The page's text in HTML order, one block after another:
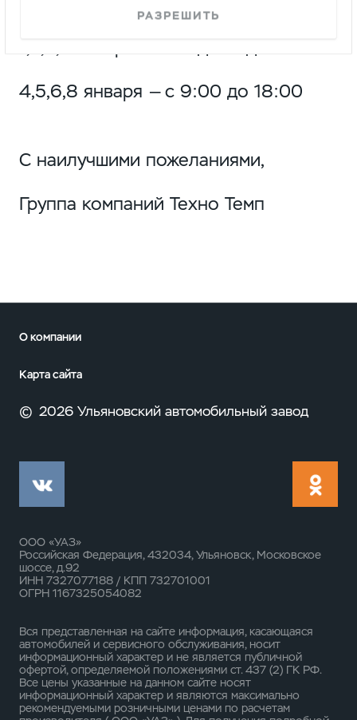
4,5,6,8 января — с 9:00 до 18:00
С наилучшими пожеланиями,
Группа компаний Техно Темп
О компании
Карта сайта
© 2026 Ульяновский автомобильный завод
ООО «УАЗ»
Российская Федерация, 432034, Ульяновск, Московское
шоссе, д.92
ИНН 7327077188 / КПП 732701001
ОГРН 1167325054082
Вся представленная на сайте информация, касающаяся
автомобилей и сервисного обслуживания, носит
информационный характер и не является публичной
офертой, определяемой положениями ст. 437 (2) ГК РФ.
Все цены указанные на данном сайте носят
информационный характер и являются максимально
рекомендуемыми розничными ценами по расчетам
РАЗРЕШИТЬ